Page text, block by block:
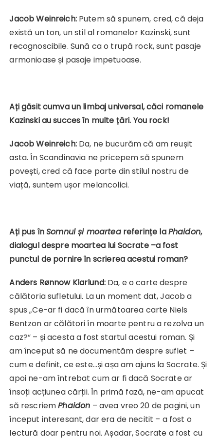
Jacob Weinreich: Putem să spunem, cred, că deja
există un ton, un stil al romanelor Kazinski, sunt
recognoscibile. Sună ca o trupă rock, sunt pasaje
armonioase și pasaje impetuoase.
Ați găsit cumva un limbaj universal, căci romanele
Kazinski au succes în multe țări. You rock!
Jacob Weinreich: Da, ne bucurăm că am reușit
asta. În Scandinavia ne pricepem să spunem
povești, cred că face parte din stilul nostru de
viață, suntem ușor melancolici.
Ați pus înSomnul și moarteareferințe laPhaidon,
dialogul despre moartea lui Socrate –a fost
punctul de pornire în scrierea acestui roman?
Anders Rønnow Klarlund: Da, e o carte despre
călătoria sufletului. La un moment dat, Jacob a
spus „Ce-ar fi dacă în următoarea carte Niels
Bentzon ar călători în moarte pentru a rezolva un
caz?“ – și acesta a fost startul acestui roman. Și
am început să ne documentăm despre suflet –
cum e definit, ce este…și așa am ajuns la Socrate. Și
apoi ne-am întrebat cum ar fi dacă Socrate ar
însoți acțiunea cărții. În primă fază, ne-am apucat
să rescriemPhaidon – avea vreo 20 de pagini, un
început interesant, dar era de necitit – a fost o
lectură doar pentru noi. Așadar, Socrate a fost cu